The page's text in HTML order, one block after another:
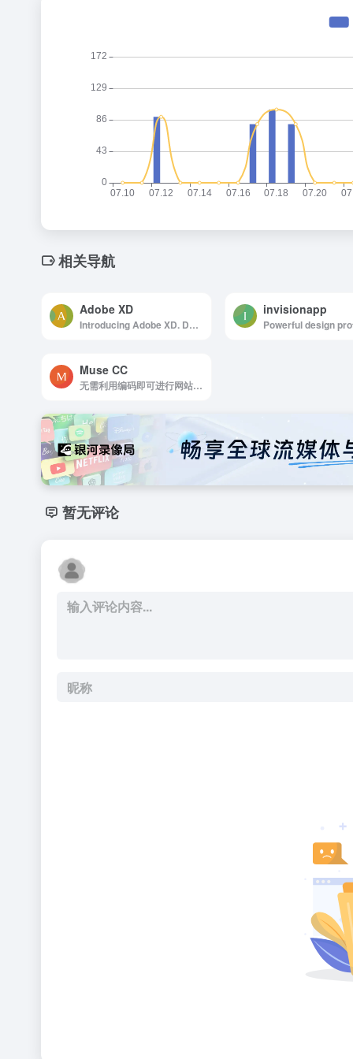
相关导航
Adobe XD
Introducing Adobe XD. Design. Prototype. Experience.
invisionapp
Muse CC
无需利用编码即可进行网站设计。
暂无评论